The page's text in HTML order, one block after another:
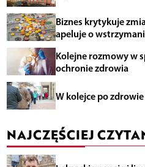
Biznes krytykuje
apeluje o
Kolejne rozmowy w
ochronie zdrowia
W kolejce po zdrowie
NAJCZĘŚCIEJ